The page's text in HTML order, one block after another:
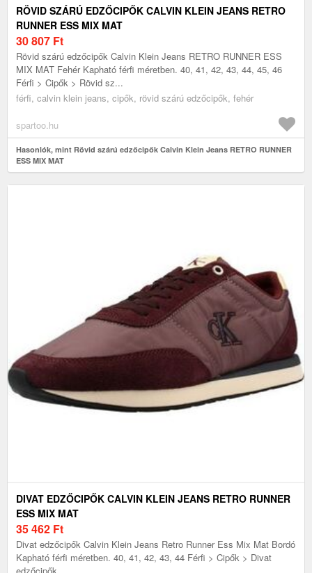
RÖVID SZÁRÚ EDZŐCIPŐK CALVIN KLEIN JEANS RETRO
RUNNER ESS MIX MAT
30 807 Ft
Rövid szárú edzőcipők Calvin Klein Jeans RETRO RUNNER ESS
MIX MAT Fehér Kapható férfi méretben. 40, 41, 42, 43, 44, 45, 46
Férfi > Cipők > Rövid sz...
férfi, calvin klein jeans, cipők, rövid szárú edzőcipők, fehér
spartoo.hu
Hasonlók, mint Rövid szárú edzőcipők Calvin Klein Jeans RETRO RUNNER
ESS MIX MAT
DIVAT EDZŐCIPŐK CALVIN KLEIN JEANS RETRO RUNNER
ESS MIX MAT
35 462 Ft
Divat edzőcipők Calvin Klein Jeans Retro Runner Ess Mix Mat Bordó
Kapható férfi méretben. 40, 41, 42, 43, 44 Férfi > Cipők > Divat